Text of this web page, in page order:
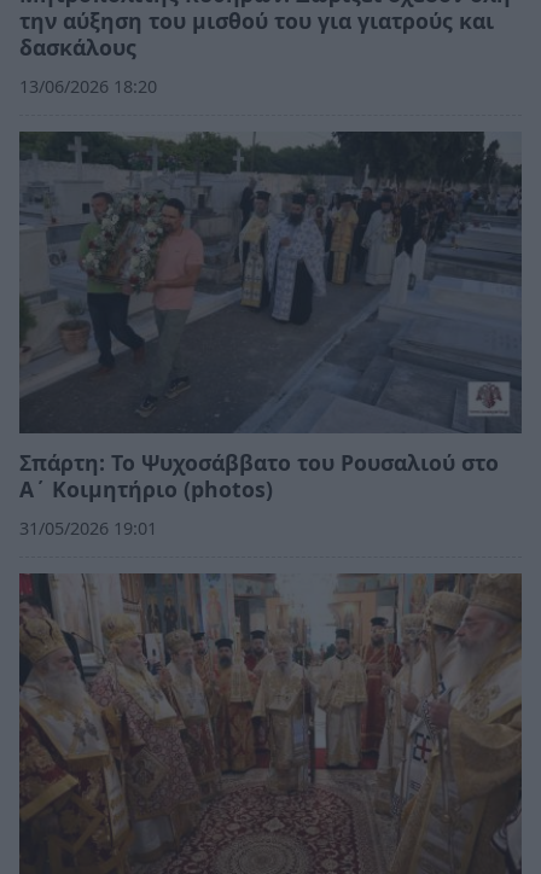
την αύξηση του μισθού του για γιατρούς και
δασκάλους
13/06/2026 18:20
Σπάρτη: Το Ψυχοσάββατο του Ρουσαλιού στο
Α΄ Κοιμητήριο (photos)
31/05/2026 19:01